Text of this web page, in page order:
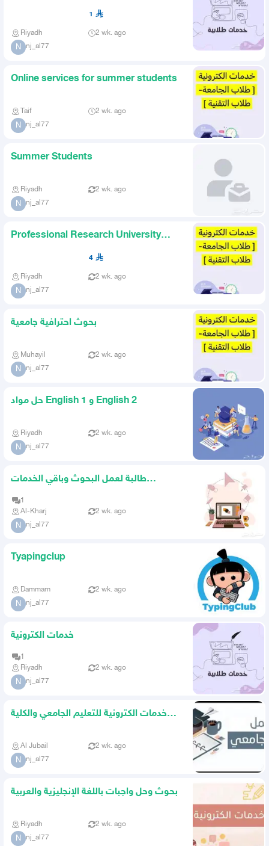
University Technical Colle
1
Riyadh 2 wk. ago
N nj_al77
Online services for summer students
Taif 2 wk. ago
N nj_al77
Summer Students
Riyadh 2 wk. ago
N nj_al77
Professional Research University
Secondary Technical
4
Riyadh 2 wk. ago
N nj_al77
بحوث احترافية جامعية
Muhayil 2 wk. ago
N nj_al77
حل مواد English 1 و English 2
Riyadh 2 wk. ago
N nj_al77
طالبة لعمل البحوث وباقي الخدمات
1
Al-Kharj
2 wk. ago
N nj_al77
Tyapingclup
Dammam 2 wk. ago
N nj_al77
خدمات الكترونية
1
Riyadh
2 wk. ago
N nj_al77
خدمات الكترونية للتعليم الجامعي والكلية
Al Jubail 2 wk. ago
N nj_al77
بحوث وحل واجبات باللغة الإنجليزية والعربية
Riyadh 2 wk. ago
N nj_al77